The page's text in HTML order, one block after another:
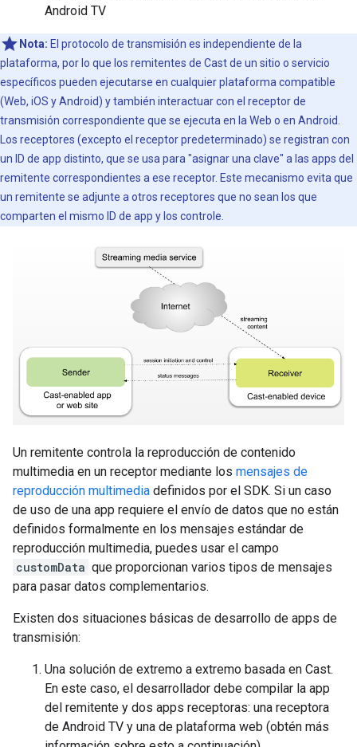
Android TV
Nota: El protocolo de transmisión es independiente de la
plataforma, por lo que los remitentes de Cast de un sitio o servicio
específicos pueden ejecutarse en cualquier plataforma compatible
(Web, iOS y Android) y también interactuar con el receptor de
transmisión correspondiente que se ejecuta en la Web o en Android.
Los receptores (excepto el receptor predeterminado) se registran con
un ID de app distinto, que se usa para "asignar una clave" a las apps del
remitente correspondientes a ese receptor. Este mecanismo evita que
un remitente se adjunte a otros receptores que no sean los que
comparten el mismo ID de app y los controle.
Un remitente controla la reproducción de contenido
multimedia en un receptor mediante los mensajes de
reproducción multimedia definidos por el SDK. Si un caso
de uso de una app requiere el envío de datos que no están
definidos formalmente en los mensajes estándar de
reproducción multimedia, puedes usar el campo
customData que proporcionan varios tipos de mensajes
para pasar datos complementarios.
Existen dos situaciones básicas de desarrollo de apps de
transmisión:
Una solución de extremo a extremo basada en Cast.
En este caso, el desarrollador debe compilar la app
del remitente y dos apps receptoras: una receptora
de Android TV y una de plataforma web (obtén más